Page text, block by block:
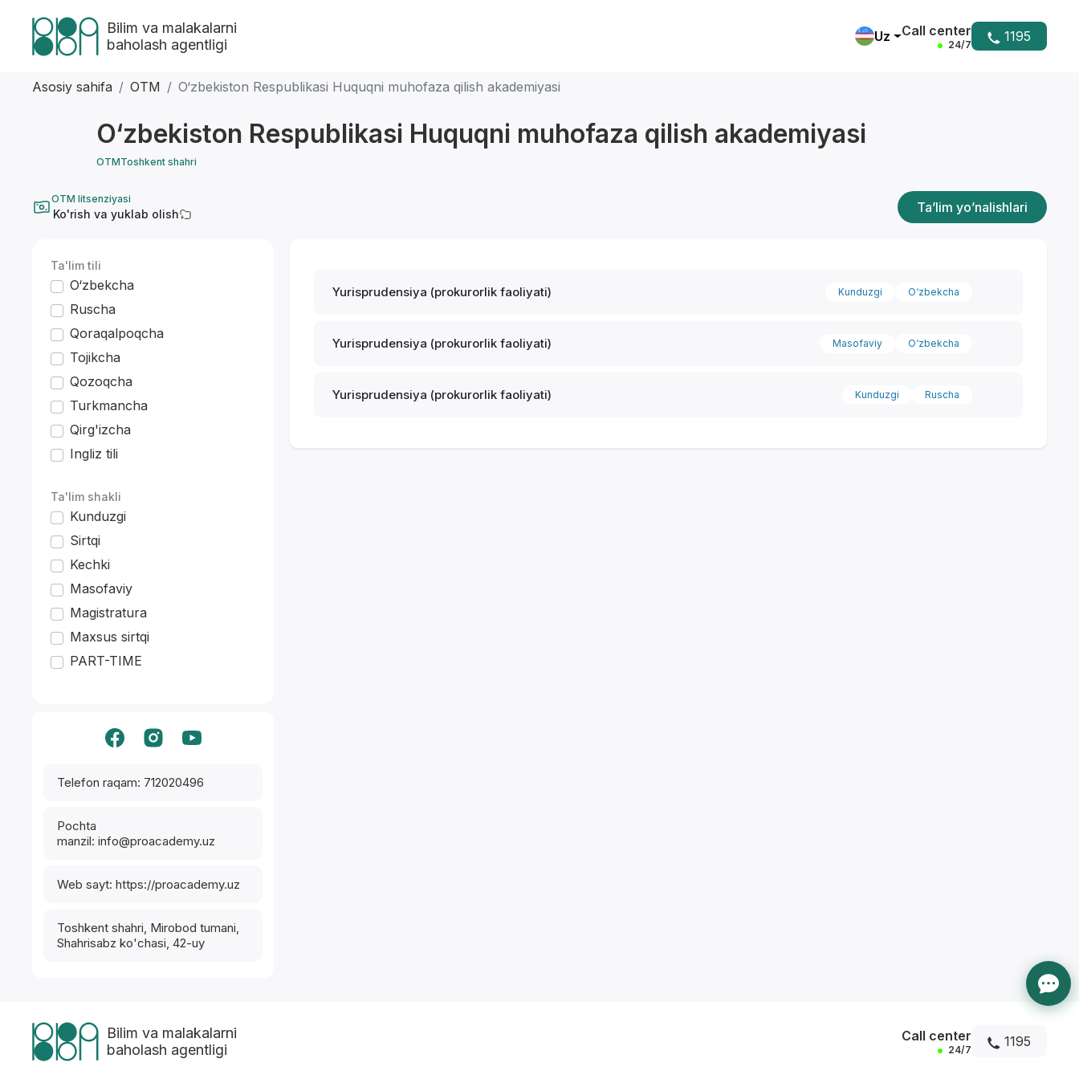
Bilim va malakalarni
baholash agentligi
Uz Call center
24/7 1195
Asosiy sahifa OTM O‘zbekiston Respublikasi Huquqni muhofaza qilish akademiyasi
O‘zbekiston Respublikasi Huquqni muhofaza qilish akademiyasi
OTMToshkent shahri
OTM litsenziyasi
Ko'rish va yuklab olish Ta’lim yo’nalishlari
Ta'lim tili
O‘zbekcha
Ruscha
Qoraqalpoqcha
Tojikcha
Qozoqcha
Turkmancha
Qirg'izcha
Ingliz tili
Ta'lim shakli
Kunduzgi
Sirtqi
Kechki
Masofaviy
Magistratura
Maxsus sirtqi
PART-TIME
Telefon raqam: 712020496
Pochta
manzil: info@proacademy.uz
Web sayt: https://proacademy.uz
Toshkent shahri, Mirobod tumani,
Shahrisabz ko'chasi, 42-uy
Yurisprudensiya (prokurorlik faoliyati) Kunduzgi O‘zbekcha
Yurisprudensiya (prokurorlik faoliyati) Masofaviy O‘zbekcha
Yurisprudensiya (prokurorlik faoliyati) Kunduzgi Ruscha
Bilim va malakalarni
baholash agentligi
Call center
24/7 1195